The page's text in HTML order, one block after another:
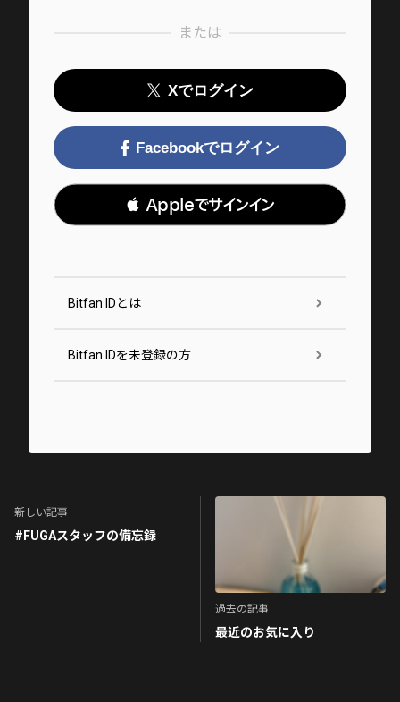
または
Xでログイン
Facebookでログイン
 Appleでサインイン
Bitfan IDとは
Bitfan IDを未登録の方
新しい記事
#FUGAスタッフの備忘録
過去の記事
最近のお気に入り